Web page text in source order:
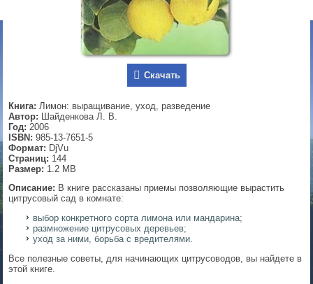
Скачать
Книга: Лимон: выращивание, уход, разведение
Автор: Шайденкова Л. В.
Год: 2006
ISBN: 985-13-7651-5
Формат: DjVu
Страниц: 144
Размер: 1.2 MB
Описание: В книге рассказаны приемы позволяющие вырастить
цитрусовый сад в комнате:
выбор конкретного сорта лимона или мандарина;
размножение цитрусовых деревьев;
уход за ними, борьба с вредителями.
Все полезные советы, для начинающих цитрусоводов, вы найдете в
этой книге.
▼
▼
▼